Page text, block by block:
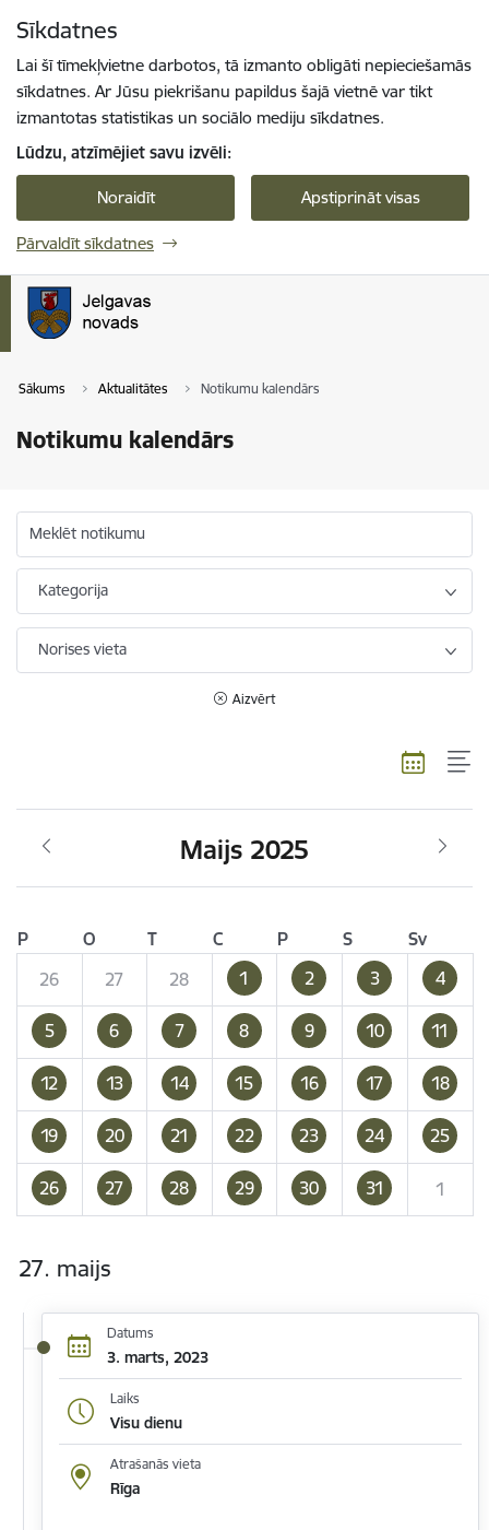
Sīkdatnes
Lai šī tīmekļvietne darbotos, tā izmanto obligāti nepieciešamās
sīkdatnes. Ar Jūsu piekrišanu papildus šajā vietnē var tikt
izmantotas statistikas un sociālo mediju sīkdatnes.
Lūdzu, atzīmējiet savu izvēli:
Noraidīt Apstiprināt visas
Pārvaldīt sīkdatnes
Sākums Aktualitātes Notikumu kalendārs
Notikumu kalendārs
Meklēt notikumu
Kategorija
Norises vieta
Aizvērt
Maijs 2025
P O T C P S
Sv
26
27 28 1 2 3 4
5 6 7 8 9 10 11
12 13 14 15 16 17 18
19 20 21 22 23 24 25
26 27 28 29 30 31 1
27. maijs
Datums
3. marts, 2023
Laiks
Visu dienu
Atrašanās vieta
Rīga